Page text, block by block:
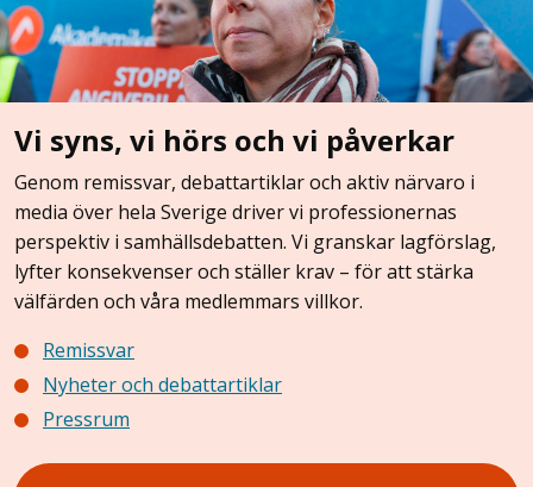
Vi syns, vi hörs och vi påverkar
Genom remissvar, debattartiklar och aktiv närvaro i
media över hela Sverige driver vi professionernas
perspektiv i samhällsdebatten. Vi granskar lagförslag,
lyfter konsekvenser och ställer krav – för att stärka
välfärden och våra medlemmars villkor.
Remissvar
Nyheter och debattartiklar
Pressrum